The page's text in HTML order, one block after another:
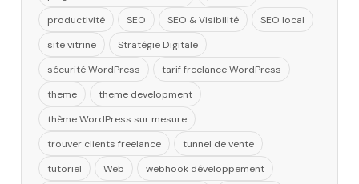
productivité
SEO SEO & Visibilité
SEO local
site vitrine
Stratégie Digitale
sécurité WordPress
tarif freelance WordPress
theme
theme development
thème WordPress sur mesure
trouver clients freelance
tunnel de vente
tutoriel
Web
webhook développement